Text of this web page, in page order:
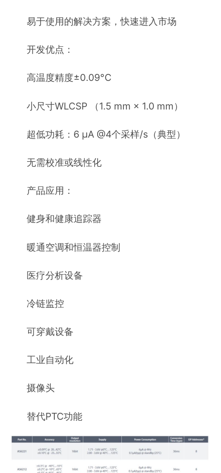
易于使用的解决方案，快速进入市场
开发优点：
高温度精度±0.09°C
小尺寸WLCSP （1.5 mm × 1.0 mm）
超低功耗：6 μA @4个采样/s（典型）
无需校准或线性化
产品应用：
健身和健康追踪器
暖通空调和恒温器控制
医疗分析设备
冷链监控
可穿戴设备
工业自动化
摄像头
替代PTC功能